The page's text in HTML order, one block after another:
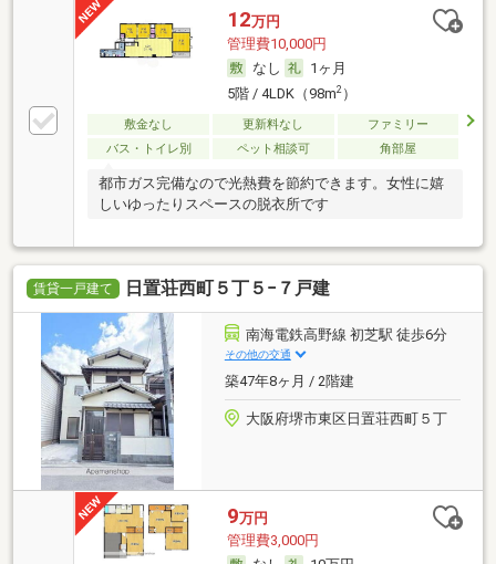
12万円
管理費10,000円
なし
1ヶ月
5階 / 4LDK（98m2）
敷金なし 更新料なし
ファミリー
バス・トイレ別
ペット相談可 角部屋
都市ガス完備なので光熱費を節約できます。女性に嬉
しいゆったりスペースの脱衣所です
賃貸一戸建て 日置荘西町５丁５−７戸建
南海電鉄高野線 初芝駅 徒歩6分
その他の交通
築47年8ヶ月 / 2階建
大阪府堺市東区日置荘西町５丁
9万円
管理費3,000円